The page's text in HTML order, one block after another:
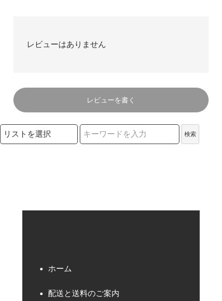
レビューはありません
レビューを書く
検索リストの選択
検索
ホーム
配送と送料のご案内